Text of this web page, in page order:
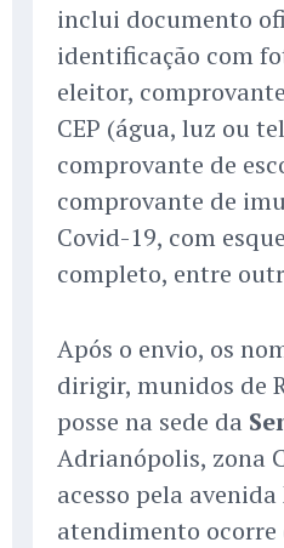
inclui documento
identificação com
eleitor,
CEP (água, luz ou
comprovante de
comprovante de
Covid-19, com
completo, entre
Após o envio, os
dirigir, munidos de
posse na sede da
Adrianópolis, zona
acesso pela
atendimento ocorre